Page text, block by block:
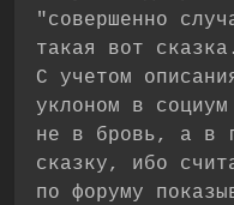
"совершенно
такая вот
С учетом
уклоном в
не в бровь, а в
сказку, ибо
по форуму